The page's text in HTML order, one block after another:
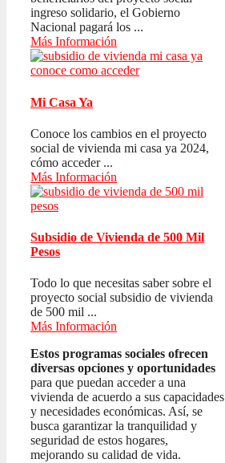
ingreso solidario, el Gobierno
Nacional pagará los ...
Más Información
Mi Casa Ya
Conoce los cambios en el proyecto
social de vivienda mi casa ya 2024,
cómo acceder ...
Más Información
Subsidio de Vivienda de 500 Mil
Pesos
Todo lo que necesitas saber sobre el
proyecto social subsidio de vivienda
de 500 mil ...
Más Información
Estos programas sociales ofrecen
diversas opciones y oportunidades
para que puedan acceder a una
vivienda de acuerdo a sus capacidades
y necesidades económicas. Así, se
busca garantizar la tranquilidad y
seguridad de estos hogares,
mejorando su calidad de vida.